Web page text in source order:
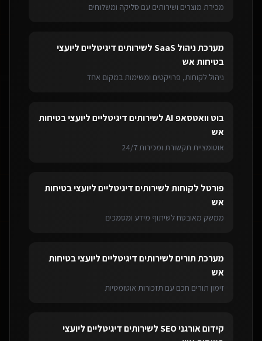
מכירת מוצרים ושירותים עם סליקה ומשלוחים
מערכת ניהול SaaS לשירותים דיגיטליים ליועצי
בטיחות אש
ניהול לקוחות, פרויקטים ומשימות במקום אחד
בוט וואטסאפ AI לשירותים דיגיטליים ליועצי בטיחות
אש
אוטומציית תקשורת ומכירות 24/7
פורטל לקוחותלשירותים דיגיטליים ליועצי בטיחות
אש
ממשק מאובטח לשיתוף מידע ומסמכים
מערכת תוריםלשירותים דיגיטליים ליועצי בטיחות
אש
זימון תורים חכם עם תזכורות אוטומטיות
קידום אורגני SEO לשירותים דיגיטליים ליועצי